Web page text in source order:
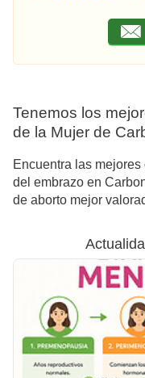
Tenemos los
de la Mujer de
Encuentra las
del embrazo en
de aborto mejor